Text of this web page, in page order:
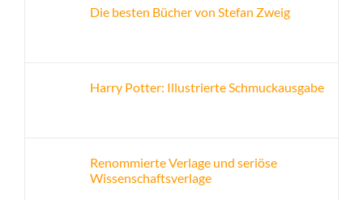
Die besten Bücher von Stefan Zweig
Harry Potter: Illustrierte Schmuckausgabe
Renommierte Verlage und seriöse
Wissenschaftsverlage